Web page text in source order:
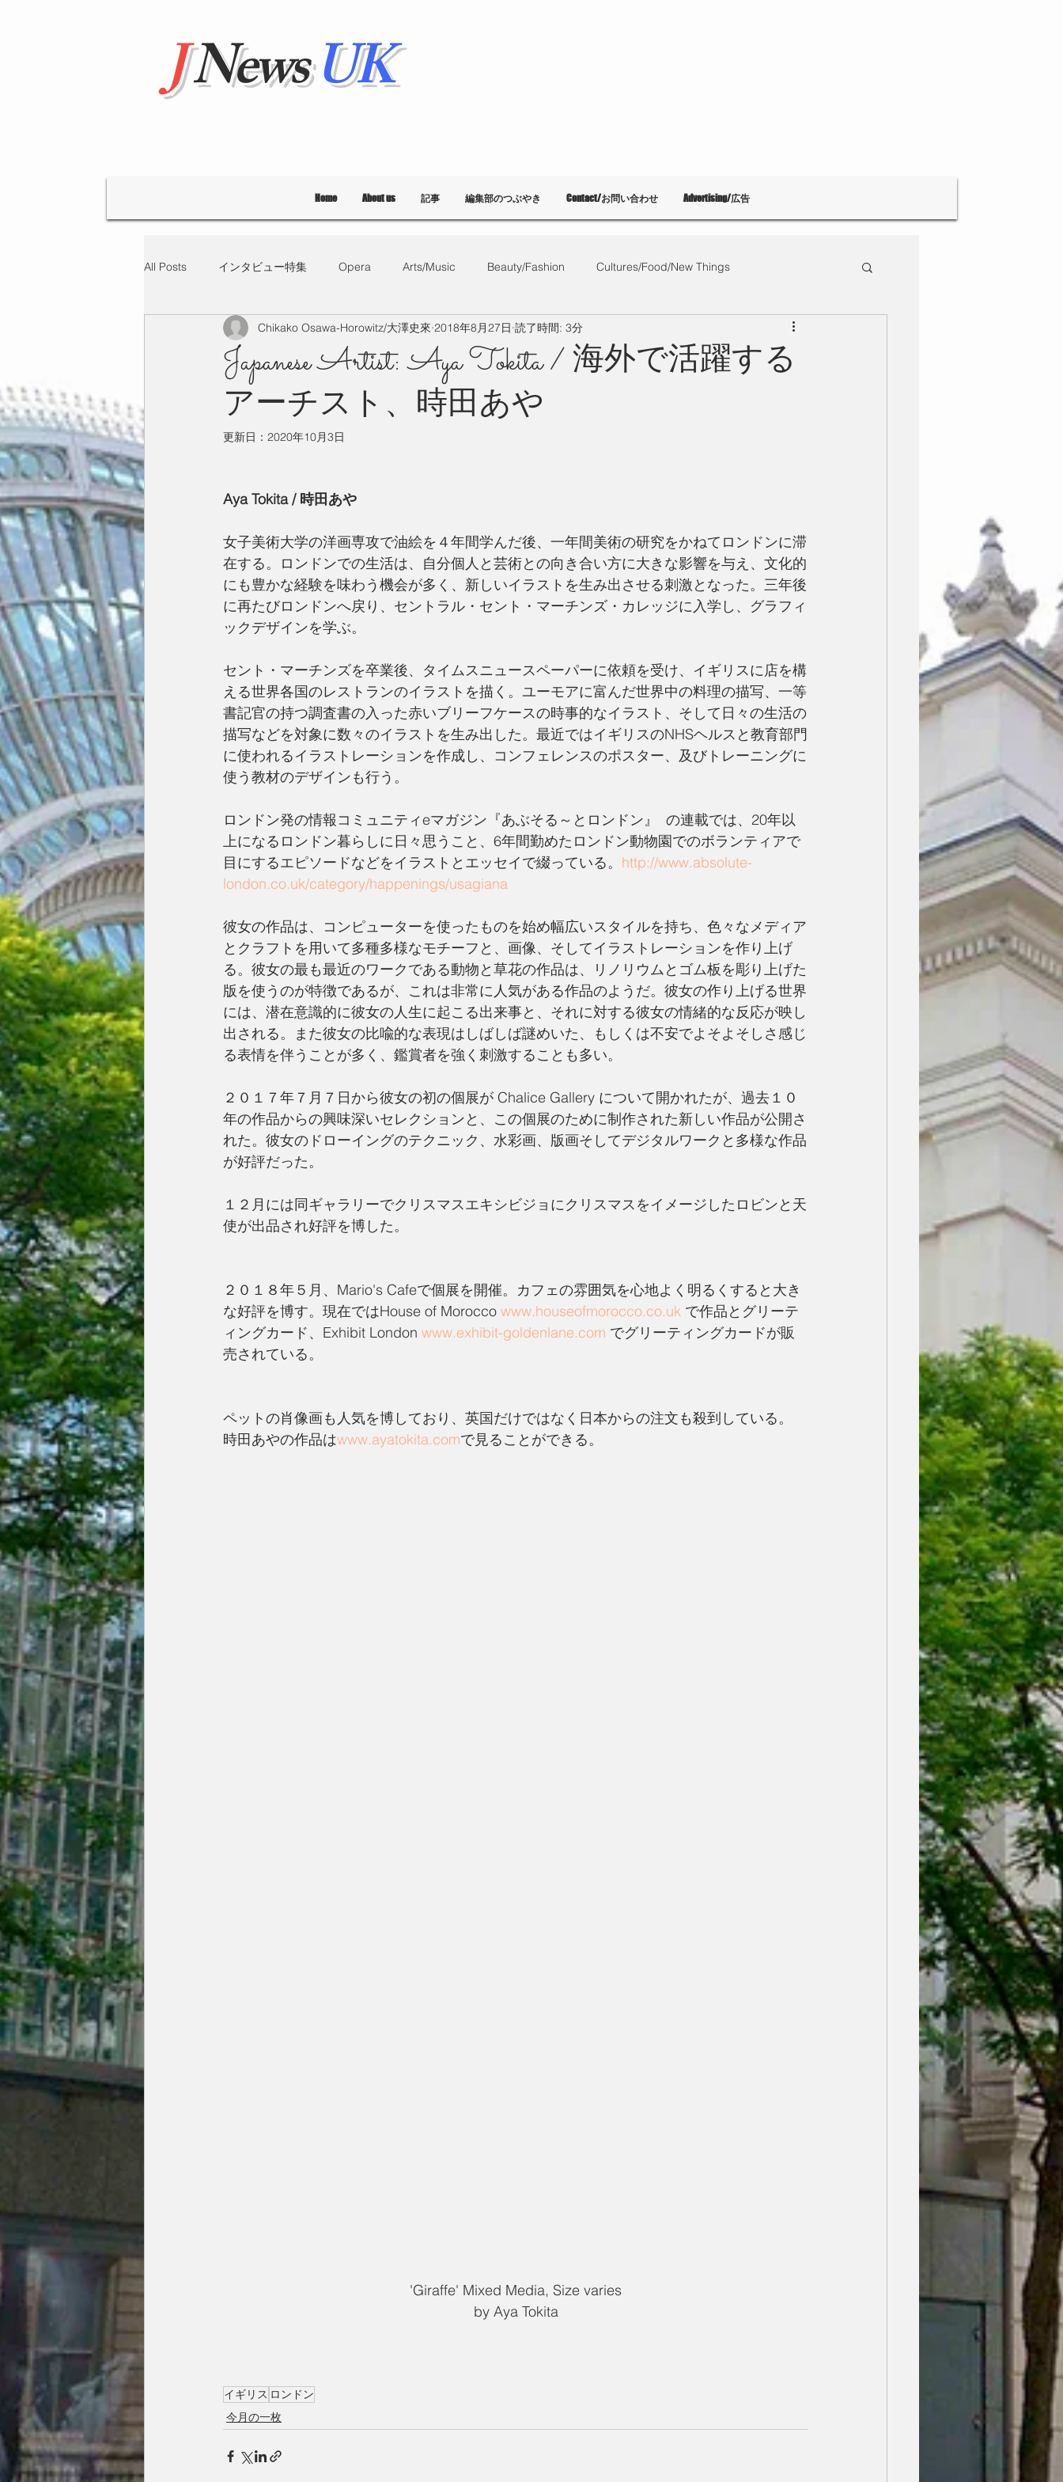
JNewsUK
Home About us 記事 編集部のつぶやき Contact/お問い合わせ Advertising/広告
All Posts インタビュー特集 Opera Arts/Music Beauty/Fashion Cultures/Food/New Things
"Hello' from Tokyo 連載 What's on? 教育 List of Events
今月の一枚 英国／欧州 News つぶやき
Japanese Artist: Aya Tokita / 海外で活躍する
アーチスト、時田あや
Chikako Osawa-Horowitz/大澤史來 2018年8月27日 読了時間: 3分
更新日： 2020年10月3日
Aya Tokita / 時田あや
女子美術大学の洋画専攻で油絵を４年間学んだ後、一年間美術の研究をかねてロンドンに滞
在する。ロンドンでの生活は、自分個人と芸術との向き合い方に大きな影響を与え、文化的
にも豊かな経験を味わう機会が多く、新しいイラストを生み出させる刺激となった。三年後
に再たびロンドンへ戻り、セントラル・セント・マーチンズ・カレッジに入学し、グラフィ
ックデザインを学ぶ。
セント・マーチンズを卒業後、タイムスニュースペーパーに依頼を受け、イギリスに店を構
える世界各国のレストランのイラストを描く。ユーモアに富んだ世界中の料理の描写、一等
書記官の持つ調査書の入った赤いブリーフケースの時事的なイラスト、そして日々の生活の
描写などを対象に数々のイラストを生み出した。最近ではイギリスのNHSヘルスと教育部門
に使われるイラストレーションを作成し、コンフェレンスのポスター、及びトレーニングに
使う教材のデザインも行う。
ロンドン発の情報コミュニティeマガジン『あぶそる～とロンドン』  の連載では、20年以
上になるロンドン暮らしに日々思うこと、6年間勤めたロンドン動物園でのボランティアで
目にするエピソードなどをイラストとエッセイで綴っている。 http://www.absolute-
london.co.uk/category/happenings/usagiana
彼女の作品は、コンピューターを使ったものを始め幅広いスタイルを持ち、色々なメディア
とクラフトを用いて多種多様なモチーフと、画像、そしてイラストレーションを作り上げ
る。彼女の最も最近のワークである動物と草花の作品は、リノリウムとゴム板を彫り上げた
版を使うのが特徴であるが、これは非常に人気がある作品のようだ。彼女の作り上げる世界
には、潜在意識的に彼女の人生に起こる出来事と、それに対する彼女の情緒的な反応が映し
出される。また彼女の比喩的な表現はしばしば謎めいた、もしくは不安でよそよそしさ感じ
る表情を伴うことが多く、鑑賞者を強く刺激することも多い。
２０１７年７月７日から彼女の初の個展が Chalice Gallery について開かれたが、過去１０
年の作品からの興味深いセレクションと、この個展のために制作された新しい作品が公開さ
れた。彼女のドローイングのテクニック、水彩画、版画そしてデジタルワークと多様な作品
が好評だった。
１２月には同ギャラリーでクリスマスエキシビジョにクリスマスをイメージしたロビンと天
使が出品され好評を博した。
２０１８年５月、Mario's Cafeで個展を開催。カフェの雰囲気を心地よく明るくすると大き
な好評を博す。現在ではHouse of Morocco www.houseofmorocco.co.uk で作品とグリーテ
ィングカード、Exhibit London www.exhibit-goldenlane.com でグリーティングカードが販
売されている。
ペットの肖像画も人気を博しており、英国だけではなく日本からの注文も殺到している。
時田あやの作品はwww.ayatokita.comで見ることができる。
'Giraffe' Mixed Media, Size varies
by Aya Tokita
イギリス ロンドン
今月の一枚